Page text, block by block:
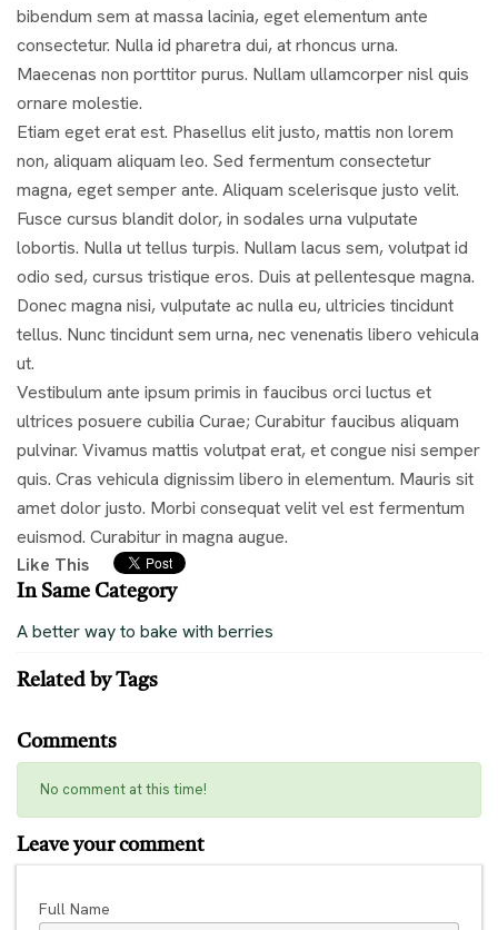
bibendum sem at massa lacinia, eget elementum ante
consectetur. Nulla id pharetra dui, at rhoncus urna.
Maecenas non porttitor purus. Nullam ullamcorper nisl quis
ornare molestie.
Etiam eget erat est. Phasellus elit justo, mattis non lorem
non, aliquam aliquam leo. Sed fermentum consectetur
magna, eget semper ante. Aliquam scelerisque justo velit.
Fusce cursus blandit dolor, in sodales urna vulputate
lobortis. Nulla ut tellus turpis. Nullam lacus sem, volutpat id
odio sed, cursus tristique eros. Duis at pellentesque magna.
Donec magna nisi, vulputate ac nulla eu, ultricies tincidunt
tellus. Nunc tincidunt sem urna, nec venenatis libero vehicula
ut.
Vestibulum ante ipsum primis in faucibus orci luctus et
ultrices posuere cubilia Curae; Curabitur faucibus aliquam
pulvinar. Vivamus mattis volutpat erat, et congue nisi semper
quis. Cras vehicula dignissim libero in elementum. Mauris sit
amet dolor justo. Morbi consequat velit vel est fermentum
euismod. Curabitur in magna augue.
Like This
In Same Category
A better way to bake with berries
Related by Tags
Comments
No comment at this time!
Leave your comment
Full Name